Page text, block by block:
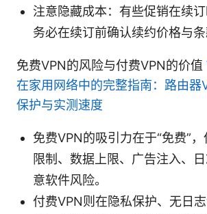
注意隐藏成本：有些促销在续订
务必在续订前确认续约价格与条
免费VPN的风险与付费VPN的价值
在家用网络中的完整指南：路由器
保护与实测速度
免费VPN的吸引力在于“免费”
限制、数据上限、广告注入、
意软件风险。
付费VPN则在隐私保护、无日